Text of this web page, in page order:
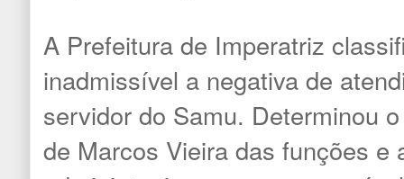
A Prefeitura de Imperatriz
inadmissível a negativa de
servidor do Samu. Determinou
de Marcos Vieira das funções e